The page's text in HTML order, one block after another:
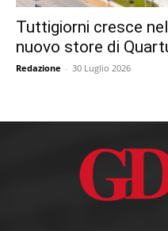
Tuttigiorni cresce
nuovo store di
Redazione - 30 Luglio 2026